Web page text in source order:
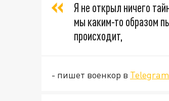
Я не открыл ничего
мы каким-то образом
происходит,
- пишет военкор в Telegram